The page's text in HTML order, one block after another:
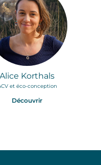
Alice Korthals
et éco-conception
Découvrir